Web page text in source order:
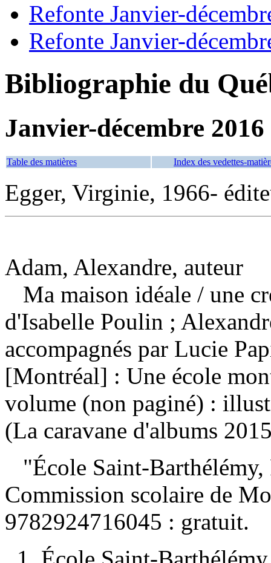
Refonte Janvier-
Refonte Janvier-
Bibliographie du
Janvier-décembre 2016
Table des matières Index des vedettes-
Egger, Virginie, 1966-
Adam, Alexandre, auteur
Ma maison idéale / une
d'Isabelle Poulin ;
accompagnés par Lucie
[Montréal] : Une école
volume (non paginé) :
(La caravane d'albums
"École Saint-Barthélémy,
Commission scolaire de
9782924716045 : gratuit.